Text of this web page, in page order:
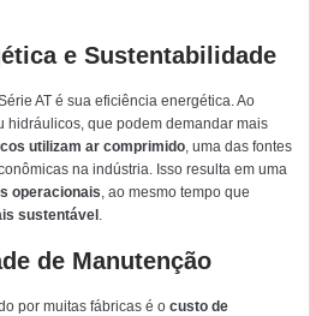
e Sustentabilidade
AT é sua eficiência energética. Ao
hidráulicos, que podem demandar mais
utilizam ar comprimido, uma das fontes
na indústria. Isso resulta em uma
operacionais, ao mesmo tempo que
sustentável .
de Manutenção
por muitas fábricas é o custo de